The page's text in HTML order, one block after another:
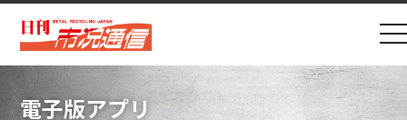
電子版アプリ